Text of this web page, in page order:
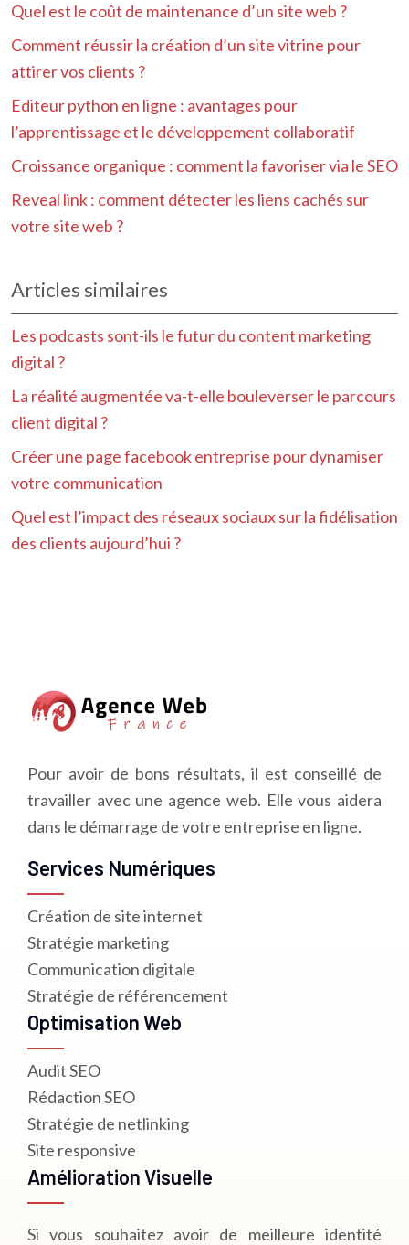
Quel est le coût de maintenance d’un site web ?
Comment réussir la création d’un site vitrine pour
attirer vos clients ?
Editeur python en ligne : avantages pour
l’apprentissage et le développement collaboratif
Croissance organique : comment la favoriser via le SEO
Reveal link : comment détecter les liens cachés sur
votre site web ?
Articles similaires
Les podcasts sont-ils le futur du content marketing
digital ?
La réalité augmentée va-t-elle bouleverser le parcours
client digital ?
Créer une page facebook entreprise pour dynamiser
votre communication
Quel est l’impact des réseaux sociaux sur la fidélisation
des clients aujourd’hui ?
Pour avoir de bons résultats, il est conseillé de
travailler avec une agence web. Elle vous aidera
dans le démarrage de votre entreprise en ligne.
Services Numériques
Création de site internet
Stratégie marketing
Communication digitale
Stratégie de référencement
Optimisation Web
Audit SEO
Rédaction SEO
Stratégie de netlinking
Site responsive
Amélioration Visuelle
Si vous souhaitez avoir de meilleure identité